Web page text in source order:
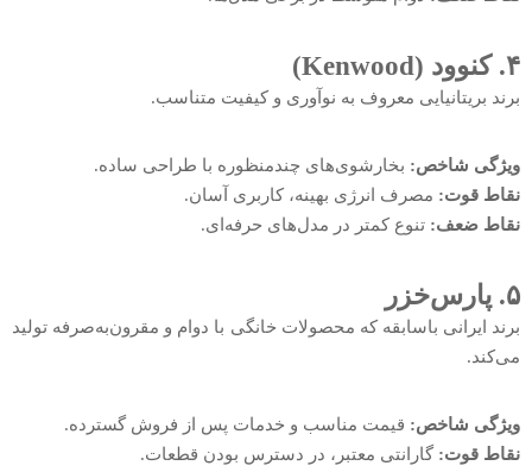
۴. کنوود (Kenwood)
برند بریتانیایی معروف به نوآوری و کیفیت متناسب.
ویژگی شاخص: بخارشوی‌های چندمنظوره با طراحی ساده.
نقاط قوت: مصرف انرژی بهینه، کاربری آسان.
نقاط ضعف: تنوع کمتر در مدل‌های حرفه‌ای.
۵. پارس‌خزر
برند ایرانی باسابقه که محصولات خانگی با دوام و مقرون‌به‌صرفه تولید
می‌کند.
ویژگی شاخص: قیمت مناسب و خدمات پس از فروش گسترده.
نقاط قوت: گارانتی معتبر، در دسترس بودن قطعات.